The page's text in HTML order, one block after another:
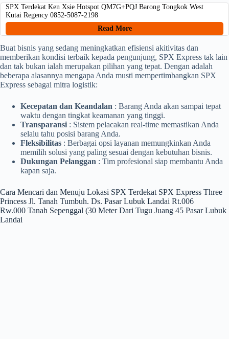
SPX Terdekat Ken Xsie Hotspot QM7G+PQJ Barong Tongkok West
Kutai Regency 0852-5087-2198
Read More
Buat bisnis yang sedang meningkatkan efisiensi akitivitas dan
memberikan kondisi terbaik kepada pengunjung, SPX Express tak lain
dan tak bukan ialah merupakan pilihan yang tepat. Dengan adalah
beberapa alasannya mengapa Anda musti mempertimbangkan SPX
Express sebagai mitra logistik:
Kecepatan dan Keandalan : Barang Anda akan sampai tepat
waktu dengan tingkat keamanan yang tinggi.
Transparansi : Sistem pelacakan real-time memastikan Anda
selalu tahu posisi barang Anda.
Fleksibilitas : Berbagai opsi layanan memungkinkan Anda
memilih solusi yang paling sesuai dengan kebutuhan bisnis.
Dukungan Pelanggan : Tim profesional siap membantu Anda
kapan saja.
Cara Mencari dan Menuju Lokasi SPX Terdekat SPX Express Three
Princess Jl. Tanah Tumbuh. Ds. Pasar Lubuk Landai Rt.006
Rw.000 Tanah Sepenggal (30 Meter Dari Tugu Juang 45 Pasar Lubuk
Landai